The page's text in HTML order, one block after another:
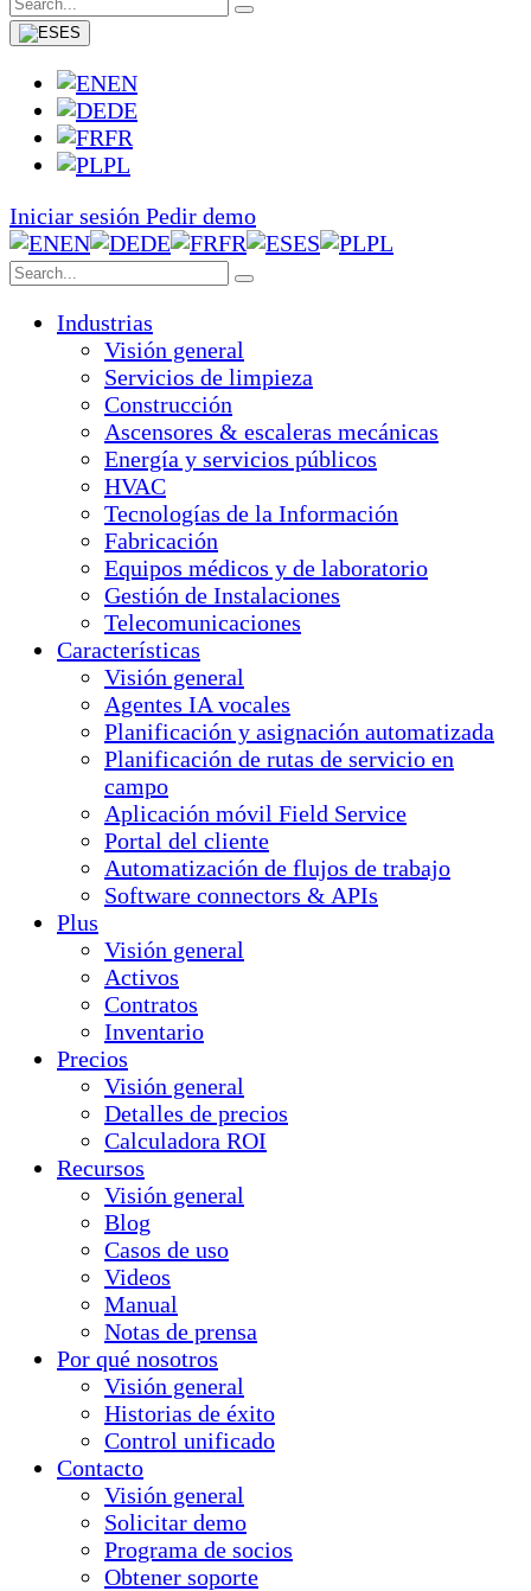
ES
EN
DE
FR
PL
Iniciar sesión Pedir demo
EN
DE FR ES PL
Industrias
Visión general
Servicios de limpieza
Construcción
Ascensores & escaleras mecánicas
Energía y servicios públicos
HVAC
Tecnologías de la Información
Fabricación
Equipos médicos y de laboratorio
Gestión de Instalaciones
Telecomunicaciones
Características
Visión general
Agentes IA vocales
Planificación y asignación automatizada
Planificación de rutas de servicio en
campo
Aplicación móvil Field Service
Portal del cliente
Automatización de flujos de trabajo
Software connectors & APIs
Plus
Visión general
Activos
Contratos
Inventario
Precios
Visión general
Detalles de precios
Calculadora ROI
Recursos
Visión general
Blog
Casos de uso
Videos
Manual
Notas de prensa
Por qué nosotros
Visión general
Historias de éxito
Control unificado
Contacto
Visión general
Solicitar demo
Programa de socios
Obtener soporte